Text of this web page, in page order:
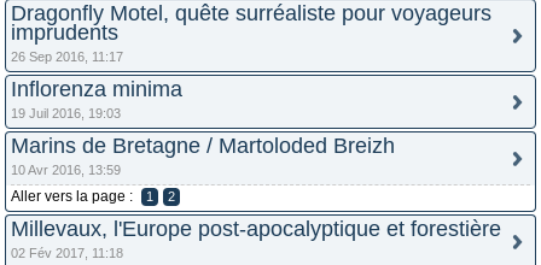
Dragonfly Motel, quête surréaliste pour voyageurs
imprudents
26 Sep 2016, 11:17
Inflorenza minima
19 Juil 2016, 19:03
Marins de Bretagne / Martoloded Breizh
10 Avr 2016, 13:59
Aller vers la page : 1 2
Millevaux, l'Europe post-apocalyptique et forestière
02 Fév 2017, 11:18